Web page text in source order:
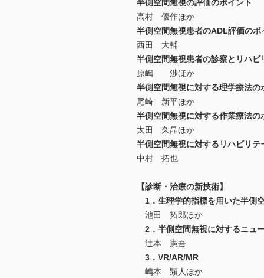
半側空間無視の評価のポイント
高村 優作ほか
半側空間無視患者のADL評価のポ
西田 大輔
半側空間無視患者の診察とリハ
原嶋 渉ほか
半側空間無視に対する理学療法の
尾崎 新平ほか
半側空間無視に対する作業療法の
太田 久晶ほか
半側空間無視に対するリハビリ
中村 拓也
【診断・治療の新技術】
1．生理学的指標を用いた半側
池田 拓郎ほか
2．半側空間無視に対するニュ
辻本 憲吾
3．VR/AR/MR
嶋本 顕人ほか